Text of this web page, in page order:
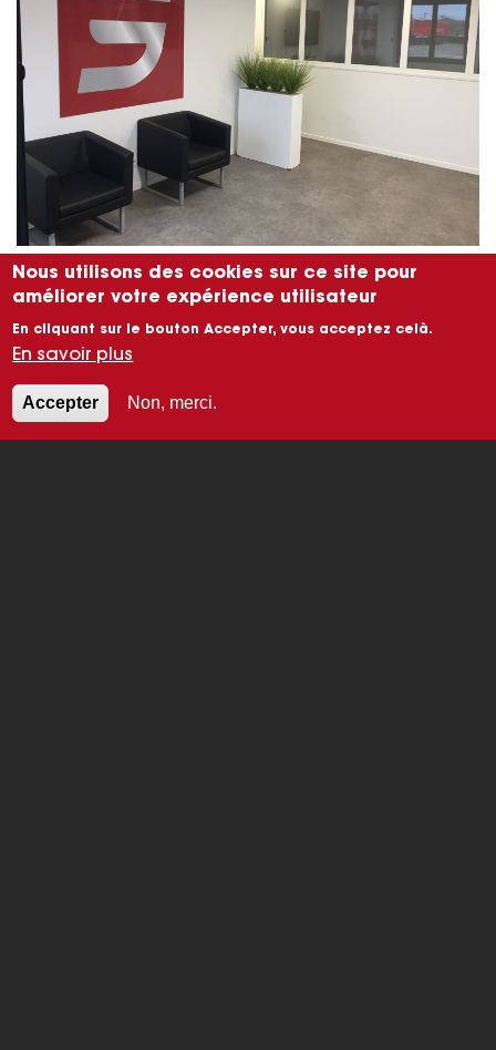
Nous utilisons des cookies sur ce site pour
améliorer votre expérience utilisateur
En cliquant sur le bouton Accepter, vous acceptez celà.
En savoir plus
Accepter Non, merci.